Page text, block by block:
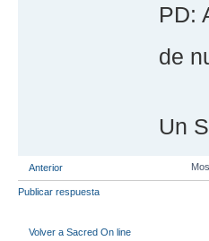
PD:
de
Un
Anterior
Publicar respuesta
Volver a Sacred On line